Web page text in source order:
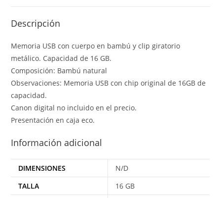
Descripción
Memoria USB con cuerpo en bambú y clip giratorio
metálico. Capacidad de 16 GB.
Composición: Bambú natural
Observaciones: Memoria USB con chip original de 16GB de
capacidad.
Canon digital no incluido en el precio.
Presentación en caja eco.
Información adicional
DIMENSIONES
N/D
TALLA
16 GB